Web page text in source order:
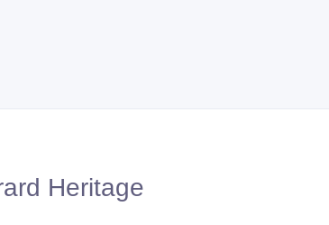
Heritage